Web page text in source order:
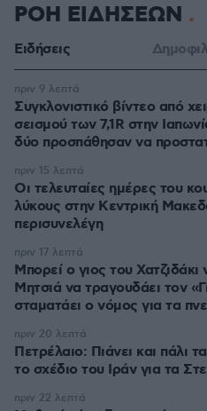
ΡΟΗ ΕΙΔΗΣΕΩΝ
Ειδήσεις
Συγκλονιστικό βίντεο από
σεισμού των 7,1R στην
δύο προσπάθησαν να
πριν 9 λεπτά
Οι τελευταίες ημέρες του
λύκους στην Κεντρική
περισυνελέγη
πριν 15 λεπτά
Μπορεί ο γιος του
Μητσιά να τραγουδάει τον
σταματάει ο νόμος για τα
πριν 17 λεπτά
Πετρέλαιο: Πιάνει και πάλι
το σχέδιο του Ιράν για τα
πριν 20 λεπτά
πριν 22 λεπτά